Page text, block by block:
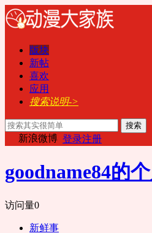
版块
新帖
喜欢
应用
搜索说明->
搜索
新浪微博 登录注册
goodname84的
访问量0
新鲜事